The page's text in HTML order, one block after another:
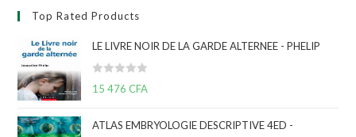
Top Rated Products
LE LIVRE NOIR DE LA GARDE ALTERNEE - PHELIP
N
15 476CFA
ATLAS EMBRYOLOGIE DESCRIPTIVE 4ED -